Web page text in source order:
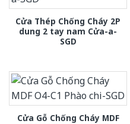
Cửa Thép Chống Cháy 2P
dung 2 tay nam Cửa-a-
SGD
Cửa Gỗ Chống Cháy MDF